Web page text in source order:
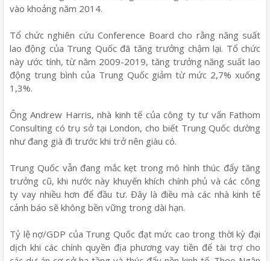
vào khoảng năm 2014.
Tổ chức nghiên cứu Conference Board cho rằng năng suất
lao động của Trung Quốc đã tăng trưởng chậm lại. Tổ chức
này ước tính, từ năm 2009-2019, tăng trưởng năng suất lao
động trung bình của Trung Quốc giảm từ mức 2,7% xuống
1,3%.
Ông Andrew Harris, nhà kinh tế của công ty tư vấn Fathom
Consulting có trụ sở tại London, cho biết Trung Quốc dường
như đang già đi trước khi trở nên giàu có.
Trung Quốc vẫn đang mắc kẹt trong mô hình thúc đẩy tăng
trưởng cũ, khi nước này khuyến khích chính phủ và các công
ty vay nhiều hơn để đầu tư. Đây là điều mà các nhà kinh tế
cảnh báo sẽ không bền vững trong dài hạn.
Tỷ lệ nợ/GDP của Trung Quốc đạt mức cao trong thời kỳ đại
dịch khi các chính quyền địa phương vay tiền để tài trợ cho